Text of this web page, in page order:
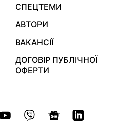
СПЕЦТЕМИ
АВТОРИ
ВАКАНСІЇ
ДОГОВІР ПУБЛІЧНОЇ
ОФЕРТИ